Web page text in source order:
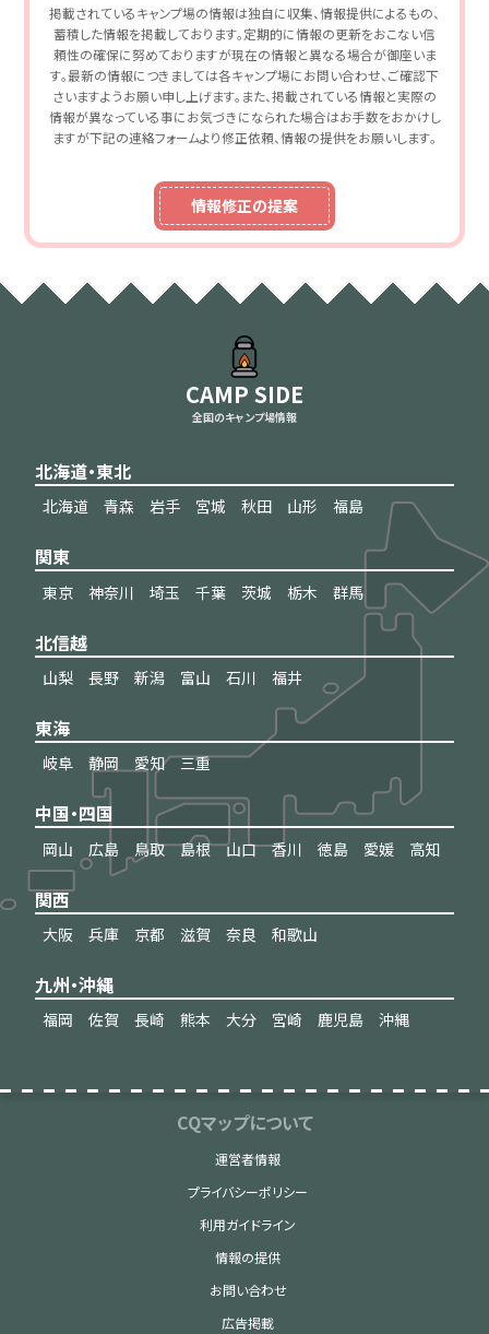
掲載されているキャンプ場の情報は独自に収集、情報提供によるもの、
蓄積した情報を掲載しております。定期的に情報の更新をおこない信
頼性の確保に努めておりますが現在の情報と異なる場合が御座いま
す。最新の情報につきましては各キャンプ場にお問い合わせ、ご確認下
さいますようお願い申し上げます。また、掲載されている情報と実際の
情報が異なっている事にお気づきになられた場合はお手数をおかけし
ますが下記の連絡フォームより修正依頼、情報の提供をお願いします。
情報修正の提案
CAMP SIDE
全国のキャンプ場情報
北海道・東北
北海道 青森 岩手 宮城 秋田 山形 福島
関東
東京 神奈川 埼玉 千葉 茨城 栃木 群馬
北信越
山梨 長野 新潟 富山 石川 福井
東海
岐阜 静岡 愛知 三重
中国・四国
岡山 広島 鳥取 島根 山口 香川 徳島 愛媛 高知
関西
大阪 兵庫 京都 滋賀 奈良 和歌山
九州・沖縄
福岡 佐賀 長崎 熊本 大分 宮崎 鹿児島 沖縄
CQマップについて
運営者情報
プライバシーポリシー
利用ガイドライン
情報の提供
お問い合わせ
広告掲載